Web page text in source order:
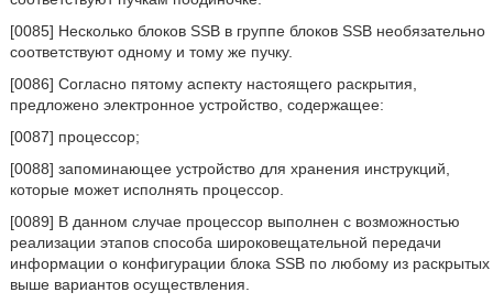
[0085] Несколько блоков SSB в группе блоков SSB необязательно
соответствуют одному и тому же пучку.
[0086] Согласно пятому аспекту настоящего раскрытия,
предложено электронное устройство, содержащее:
[0087] процессор;
[0088] запоминающее устройство для хранения инструкций,
которые может исполнять процессор.
[0089] В данном случае процессор выполнен с возможностью
реализации этапов способа широковещательной передачи
информации о конфигурации блока SSB по любому из раскрытых
выше вариантов осуществления.